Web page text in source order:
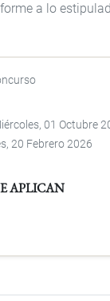
a lo
01 Octubre
20 Febrero 2026
APLICAN